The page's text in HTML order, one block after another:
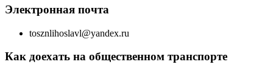
Электронная почта
tosznlihoslavl@yandex.ru
Как доехать на общественном транспорте